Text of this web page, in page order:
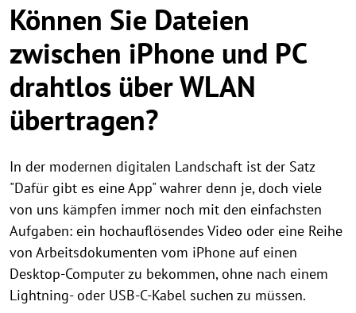
Können Sie Dateien
zwischen iPhone und PC
drahtlos über WLAN
übertragen?
In der modernen digitalen Landschaft ist der Satz
"Dafür gibt es eine App" wahrer denn je, doch viele
von uns kämpfen immer noch mit den einfachsten
Aufgaben: ein hochauflösendes Video oder eine Reihe
von Arbeitsdokumenten vom iPhone auf einen
Desktop-Computer zu bekommen, ohne nach einem
Lightning- oder USB-C-Kabel suchen zu müssen.